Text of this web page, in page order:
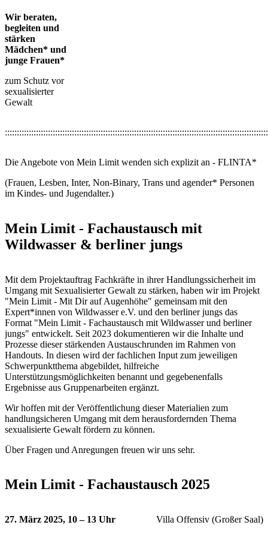
Wir beraten,
begleiten und
stärken
Mädchen* und
junge Frauen*
zum Schutz vor
sexualisierter
Gewalt
Die Angebote von Mein Limit wenden sich explizit an - FLINTA*
(Frauen, Lesben, Inter, Non-Binary, Trans und agender* Personen
im Kindes- und Jugendalter.)
Mein Limit - Fachaustausch mit
Wildwasser & berliner jungs
Mit dem Projektauftrag Fachkräfte in ihrer Handlungssicherheit im
Umgang mit Sexualisierter Gewalt zu stärken, haben wir im Projekt
"Mein Limit - Mit Dir auf Augenhöhe" gemeinsam mit den
Expert*innen von Wildwasser e.V. und den berliner jungs das
Format "Mein Limit - Fachaustausch mit Wildwasser und berliner
jungs" entwickelt. Seit 2023 dokumentieren wir die Inhalte und
Prozesse dieser stärkenden Austauschrunden im Rahmen von
Handouts. In diesen wird der fachlichen Input zum jeweiligen
Schwerpunktthema abgebildet, hilfreiche
Unterstützungsmöglichkeiten benannt und gegebenenfalls
Ergebnisse aus Gruppenarbeiten ergänzt.
Wir hoffen mit der Veröffentlichung dieser Materialien zum
handlungsicheren Umgang mit dem herausfordernden Thema
sexualisierte Gewalt fördern zu können.
Über Fragen und Anregungen freuen wir uns sehr.
Mein Limit - Fachaustausch 2025
27. März 2025, 10 – 13 Uhr Villa Offensiv (Großer Saal)